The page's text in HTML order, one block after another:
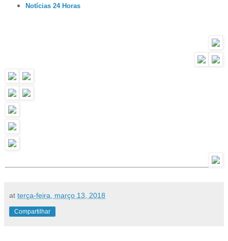
Notícias 24 Horas
at terça-feira, março 13, 2018
Compartilhar